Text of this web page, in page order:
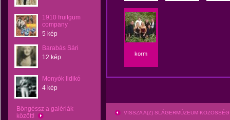
1910 fruitgum
company
5 kép
Barabás Sári
12 kép
Monyók Ildikó
4 kép
Böngéssz a galériák
között!
korm
VISSZA A(Z) SLÁGERMÚZEUM